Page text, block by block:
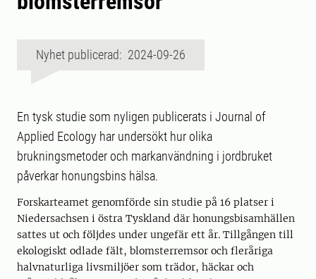
Nyhet publicerad: 2024-09-26
En tysk studie som nyligen publicerats i Journal of
Applied Ecology har undersökt hur olika
brukningsmetoder och markanvändning i jordbruket
påverkar honungsbins hälsa.
Forskarteamet genomförde sin studie på 16 platser i
Niedersachsen i östra Tyskland där honungsbisamhällen
sattes ut och följdes under ungefär ett år. Tillgången till
ekologiskt odlade fält, blomsterremsor och fleråriga
halvnaturliga livsmiljöer som trädor, häckar och